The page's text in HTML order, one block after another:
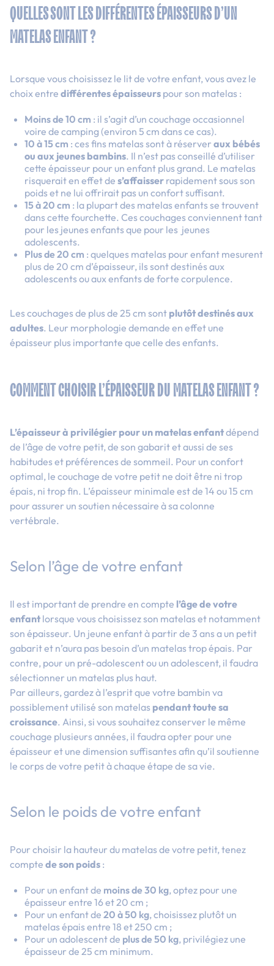
QUELLES SONT LES DIFFÉRENTES ÉPAISSEURS D’UN
MATELAS ENFANT ?
Lorsque vous choisissez le lit de votre enfant, vous avez le
choix entre différentes épaisseurs pour son matelas :
Moins de 10 cm : il s’agit d’un couchage occasionnel
voire de camping (environ 5 cm dans ce cas).
10 à 15 cm : ces fins matelas sont à réserver aux bébés
ou aux jeunes bambins. Il n’est pas conseillé d’utiliser
cette épaisseur pour un enfant plus grand. Le matelas
risquerait en effet de s’affaisser rapidement sous son
poids et ne lui offrirait pas un confort suffisant.
15 à 20 cm : la plupart des matelas enfants se trouvent
dans cette fourchette. Ces couchages conviennent tant
pour les jeunes enfants que pour les jeunes
adolescents.
Plus de 20 cm : quelques matelas pour enfant mesurent
plus de 20 cm d’épaisseur, ils sont destinés aux
adolescents ou aux enfants de forte corpulence.
Les couchages de plus de 25 cm sont plutôt destinés aux
adultes. Leur morphologie demande en effet une
épaisseur plus importante que celle des enfants.
COMMENT CHOISIR L’ÉPAISSEUR DU MATELAS ENFANT ?
L’épaisseur à privilégier pour un matelas enfantdépend
de l’âge de votre petit, de son gabarit et aussi de ses
habitudes et préférences de sommeil. Pour un confort
optimal, le couchage de votre petit ne doit être ni trop
épais, ni trop fin. L’épaisseur minimale est de 14 ou 15 cm
pour assurer un soutien nécessaire à sa colonne
vertébrale.
Selon l’âge de votre enfant
Il est important de prendre en compte l’âge de votre
enfant lorsque vous choisissez son matelas et notamment
son épaisseur. Un jeune enfant à partir de 3 ans a un petit
gabarit et n’aura pas besoin d’un matelas trop épais. Par
contre, pour un pré-adolescent ou un adolescent, il faudra
sélectionner un matelas plus haut.
Par ailleurs, gardez à l’esprit que votre bambin va
possiblement utilisé son matelas pendant toute sa
croissance. Ainsi, si vous souhaitez conserver le même
couchage plusieurs années, il faudra opter pour une
épaisseur et une dimension suffisantes afin qu’il soutienne
le corps de votre petit à chaque étape de sa vie.
Selon le poids de votre enfant
Pour choisir la hauteur du matelas de votre petit, tenez
compte de son poids :
Pour un enfant de moins de 30 kg, optez pour une
épaisseur entre 16 et 20 cm ;
Pour un enfant de 20 à 50 kg, choisissez plutôt un
matelas épais entre 18 et 250 cm ;
Pour un adolescent de plus de 50 kg, privilégiez une
épaisseur de 25 cm minimum.